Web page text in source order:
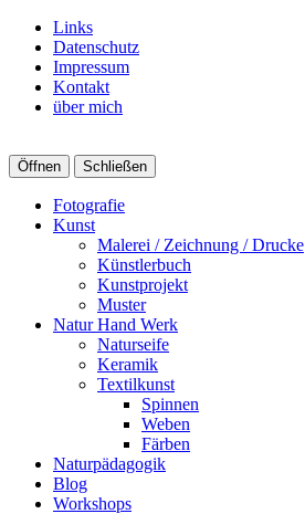
Links
Datenschutz
Impressum
Kontakt
über mich
Öffnen Schließen
Fotografie
Kunst
Malerei / Zeichnung / Drucke
Künstlerbuch
Kunstprojekt
Muster
Natur Hand Werk
Naturseife
Keramik
Textilkunst
Spinnen
Weben
Färben
Naturpädagogik
Blog
Workshops